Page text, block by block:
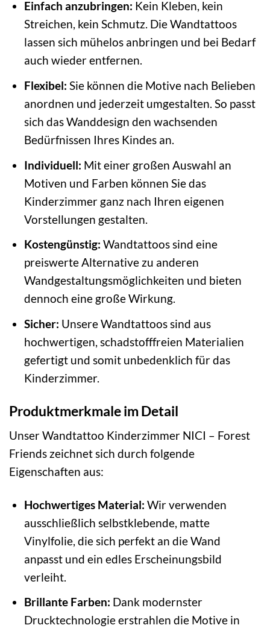
Einfach anzubringen: Kein Kleben, kein
Streichen, kein Schmutz. Die Wandtattoos
lassen sich mühelos anbringen und bei Bedarf
auch wieder entfernen.
Flexibel: Sie können die Motive nach Belieben
anordnen und jederzeit umgestalten. So passt
sich das Wanddesign den wachsenden
Bedürfnissen Ihres Kindes an.
Individuell: Mit einer großen Auswahl an
Motiven und Farben können Sie das
Kinderzimmer ganz nach Ihren eigenen
Vorstellungen gestalten.
Kostengünstig: Wandtattoos sind eine
preiswerte Alternative zu anderen
Wandgestaltungsmöglichkeiten und bieten
dennoch eine große Wirkung.
Sicher: Unsere Wandtattoos sind aus
hochwertigen, schadstofffreien Materialien
gefertigt und somit unbedenklich für das
Kinderzimmer.
Produktmerkmale im Detail
Unser Wandtattoo Kinderzimmer NICI – Forest
Friends zeichnet sich durch folgende
Eigenschaften aus:
Hochwertiges Material: Wir verwenden
ausschließlich selbstklebende, matte
Vinylfolie, die sich perfekt an die Wand
anpasst und ein edles Erscheinungsbild
verleiht.
Brillante Farben: Dank modernster
Drucktechnologie erstrahlen die Motive in